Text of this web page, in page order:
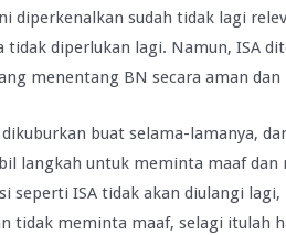
diperkenalkan sudah tidak lagi
tidak diperlukan lagi. Namun, ISA
menentang BN secara aman
buat selama-lamanya,
langkah untuk meminta maaf dan
seperti ISA tidak akan diulangi
tidak meminta maaf, selagi itulah